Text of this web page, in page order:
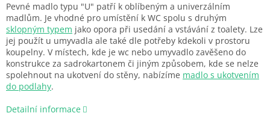
Pevné madlo typu "U" patří k oblíbeným a univerzálním
madlům. Je vhodné pro umístění k WC spolu s druhým
sklopným typem jako opora při usedání a vstávání z toalety. Lze
jej použít u umyvadla ale také dle potřeby kdekoli v prostoru
koupelny. V místech, kde je wc nebo umyvadlo zavěšeno do
konstrukce za sadrokartonem či jiným způsobem, kde se nelze
spolehnout na ukotvení do stěny, nabízíme madlo s ukotvením
do podlahy.
Detailní informace